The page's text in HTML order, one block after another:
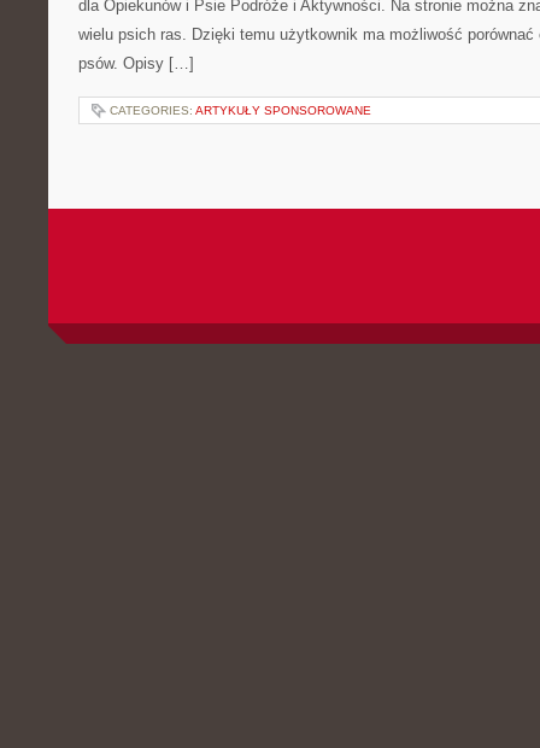
dla Opiekunów i Psie Podróże i Aktywności. Na stronie można
wielu psich ras. Dzięki temu użytkownik ma możliwość
psów. Opisy […]
CATEGORIES: ARTYKUŁY SPONSOROWANE